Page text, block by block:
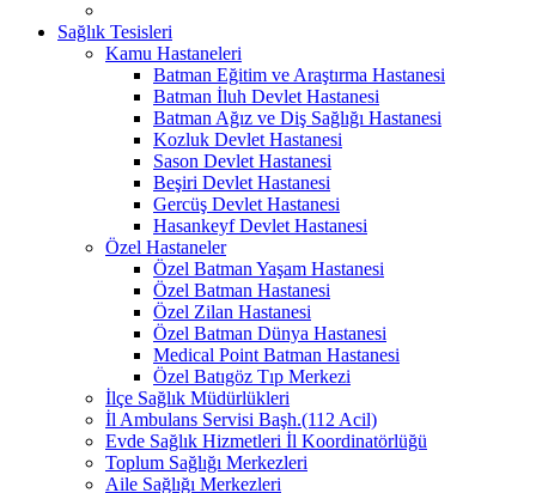
Sağlık Tesisleri
Kamu Hastaneleri
Batman Eğitim ve Araştırma Hastanesi
Batman İluh Devlet Hastanesi
Batman Ağız ve Diş Sağlığı Hastanesi
Kozluk Devlet Hastanesi
Sason Devlet Hastanesi
Beşiri Devlet Hastanesi
Gercüş Devlet Hastanesi
Hasankeyf Devlet Hastanesi
Özel Hastaneler
Özel Batman Yaşam Hastanesi
Özel Batman Hastanesi
Özel Zilan Hastanesi
Özel Batman Dünya Hastanesi
Medical Point Batman Hastanesi
Özel Batıgöz Tıp Merkezi
İlçe Sağlık Müdürlükleri
İl Ambulans Servisi Başh.(112 Acil)
Evde Sağlık Hizmetleri İl Koordinatörlüğü
Toplum Sağlığı Merkezleri
Aile Sağlığı Merkezleri